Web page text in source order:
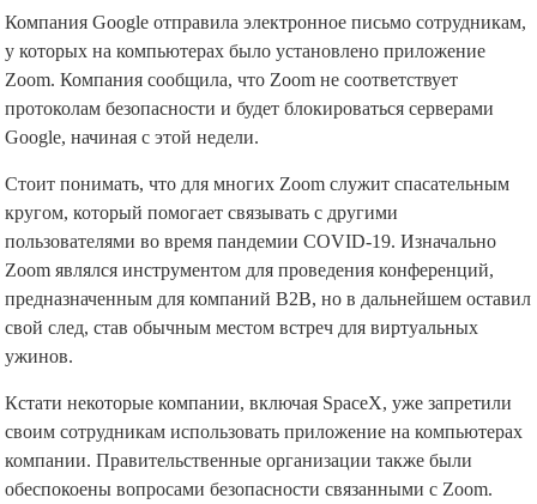
Компания Google отправила электронное письмо сотрудникам,
у которых на компьютерах было установлено приложение
Zoom. Компания сообщила, что Zoom не соответствует
протоколам безопасности и будет блокироваться серверами
Google, начиная с этой недели.
Стоит понимать, что для многих Zoom служит спасательным
кругом, который помогает связывать с другими
пользователями во время пандемии COVID-19. Изначально
Zoom являлся инструментом для проведения конференций,
предназначенным для компаний B2B, но в дальнейшем оставил
свой след, став обычным местом встреч для виртуальных
ужинов.
Кстати некоторые компании, включая SpaceX, уже запретили
своим сотрудникам использовать приложение на компьютерах
компании. Правительственные организации также были
обеспокоены вопросами безопасности связанными с Zoom.